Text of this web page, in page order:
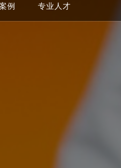
例 专业人才